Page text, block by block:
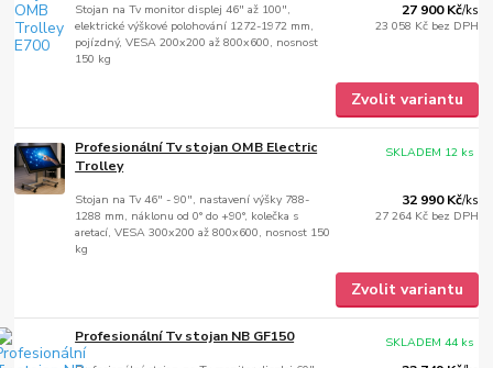
Stojan na Tv monitor displej 46" až 100",
elektrické výškové polohování 1272-1972 mm,
pojízdný, VESA 200x200 až 800x600, nosnost
150 kg
27 900 Kč/ks
23 058 Kč bez DPH
Zvolit variantu
Profesionální Tv stojan OMB Electric
Trolley
Stojan na Tv 46" - 90", nastavení výšky 788-
1288 mm, náklonu od 0° do +90°, kolečka s
aretací, VESA 300x200 až 800x600, nosnost 150
kg
32 990 Kč/ks
27 264 Kč bez DPH
SKLADEM 12 ks
Zvolit variantu
Profesionální Tv stojan NB GF150 SKLADEM 44 ks